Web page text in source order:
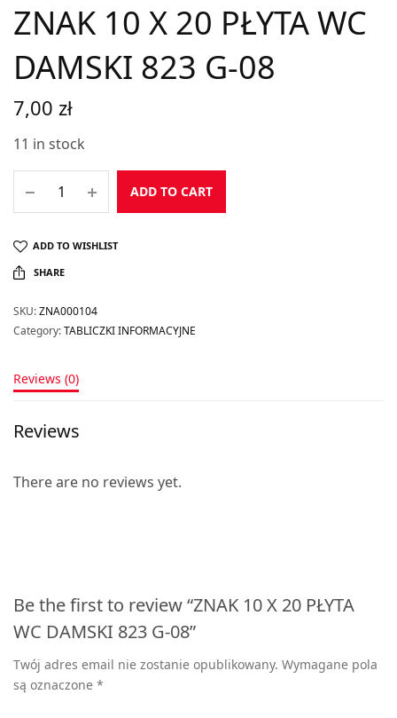
ZNAK 10 X 20 PŁYTA WC
DAMSKI 823 G-08
7,00 zł
11 in stock
ADD TO CART
ADD TO WISHLIST
SHARE
SKU:ZNA000104
Category:TABLICZKI INFORMACYJNE
Reviews (0)
Reviews
There are no reviews yet.
Be the first to review “ZNAK 10 X 20 PŁYTA
WC DAMSKI 823 G-08”
Twój adres email nie zostanie opublikowany. Wymagane pola
są oznaczone*